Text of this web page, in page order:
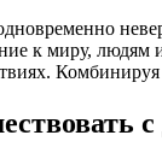
к миру, людям